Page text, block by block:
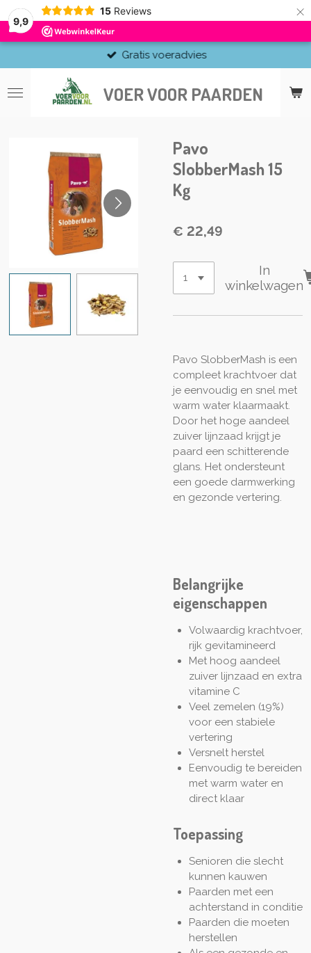
9,9
15 Reviews ×
VOER VOOR PAARDEN
Gratis voeradvies
Pavo
SlobberMash 15
Kg
€ 22,49
In
winkelwagen
Pavo SlobberMash is een
compleet krachtvoer dat
je eenvoudig en snel met
warm water klaarmaakt.
Door het hoge aandeel
zuiver lijnzaad krijgt je
paard een schitterende
glans. Het ondersteunt
een goede darmwerking
en gezonde vertering.
Belangrijke
eigenschappen
Volwaardig krachtvoer,
rijk gevitamineerd
Met hoog aandeel
zuiver lijnzaad en extra
vitamine C
Veel zemelen (19%)
voor een stabiele
vertering
Versnelt herstel
Eenvoudig te bereiden
met warm water en
direct klaar
Toepassing
Senioren die slecht
kunnen kauwen
Paarden met een
achterstand in conditie
Paarden die moeten
herstellen